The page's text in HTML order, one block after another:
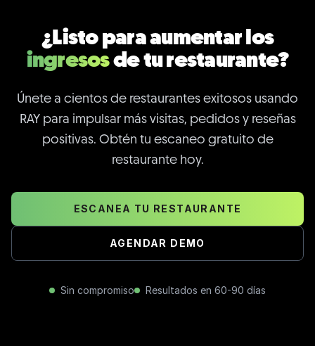
¿Listo para aumentar los
ingresosde tu restaurante?
Únete a cientos de restaurantes exitosos usando
RAY para impulsar más visitas, pedidos y reseñas
positivas. Obtén tu escaneo gratuito de
restaurante hoy.
ESCANEA TU RESTAURANTE
AGENDAR DEMO
Sin compromiso Resultados en 60-90 días